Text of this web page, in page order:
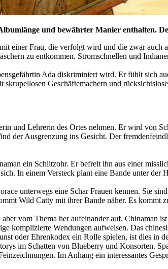
und bewährter Manier enthalten.
einer Frau, die verfolgt wird und die zwar
zu entkommen. Stromschnellen und
Ada diskriminiert wird. Er fühlt sich
skrupellosen Geschäftemachern und
und Lehrerin des Ortes nehmen. Er wird von
der Ausgrenzung ins Gesicht. Der
ein Schlitzohr. Er befreit ihn aus einer
In einem Versteck plant eine Bande unter
unterwegs eine Schar Frauen kennen. Sie
Wild Catty mit ihrer Bande näher. Es kommt
vom Thema her aufeinander auf.
komplizierte Wendungen aufweisen. Das
oder Ehrenkodex ein Rolle spielen, ist dies in
im Schatten von Blueberry und Konsorten.
Im Anhang ein interessantes